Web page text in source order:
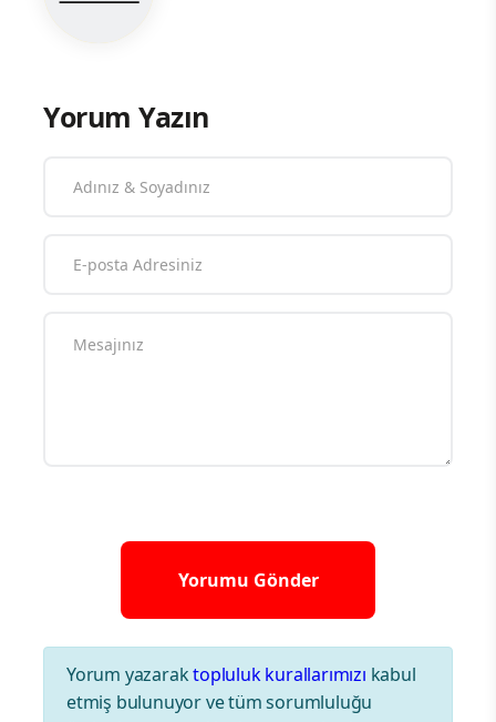
Yorum Yazın
Yorum yazaraktopluluk kurallarımızı kabul
etmiş bulunuyor ve tüm sorumluluğu